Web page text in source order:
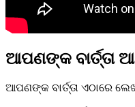
ଆପଣଙ୍କ ବାର୍ତ୍ତା
ଆପଣଙ୍କ ବାର୍ତ୍ତା ଏଠାରେ